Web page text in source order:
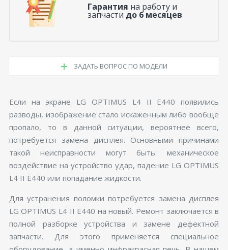
Гарантия на работу и
запчасти до 6 месяцев
ЗАДАТЬ ВОПРОС ПО МОДЕЛИ
Если на экране LG OPTIMUS L4 II E440 появились
разводы, изображение стало искаженным либо вообще
пропало, то в данной ситуации, вероятнее всего,
потребуется замена дисплея. Основными причинами
такой неисправности могут быть: механическое
воздействие на устройство удар, падение LG OPTIMUS
L4 II E440 или попадание жидкости.
Для устранения поломки потребуется замена дисплея
LG OPTIMUS L4 II E440 на новый. Ремонт заключается в
полной разборке устройства и замене дефектной
запчасти. Для этого применяется специальное